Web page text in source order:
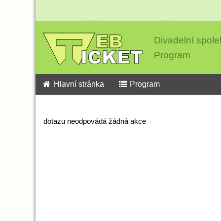
Divadelní
Program
Hlavní stránka Program
dotazu neodpovádá žádná akce